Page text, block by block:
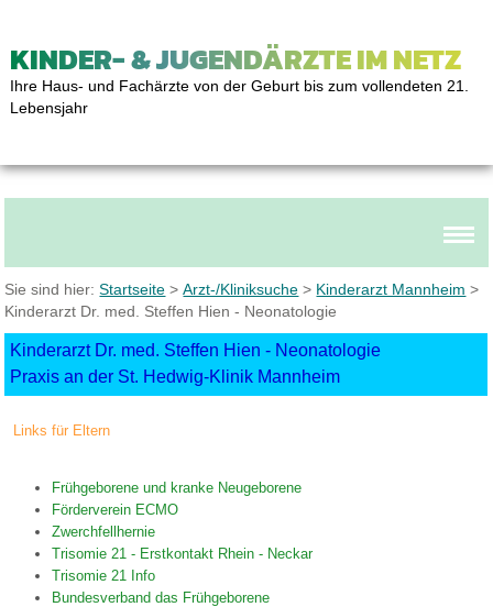
KINDER- & JUGENDÄRZTE IM NETZ
Ihre Haus- und Fachärzte von der Geburt bis zum vollendeten 21.
Lebensjahr
Sie sind hier:Startseite >Arzt-/Kliniksuche > Kinderarzt Mannheim >
Kinderarzt Dr. med. Steffen Hien - Neonatologie
Kinderarzt Dr. med. Steffen Hien - Neonatologie
Praxis an der St. Hedwig-Klinik Mannheim
Links für Eltern
Frühgeborene und kranke Neugeborene
Förderverein ECMO
Zwerchfellhernie
Trisomie 21 - Erstkontakt Rhein - Neckar
Trisomie 21 Info
Bundesverband das Frühgeborene